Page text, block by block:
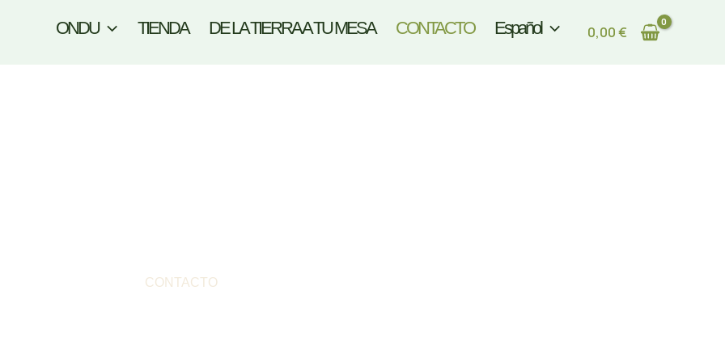
ONDU TIENDA DE LA TIERRA A TU MESA CONTACTO Español 0,00€
CONTACTO